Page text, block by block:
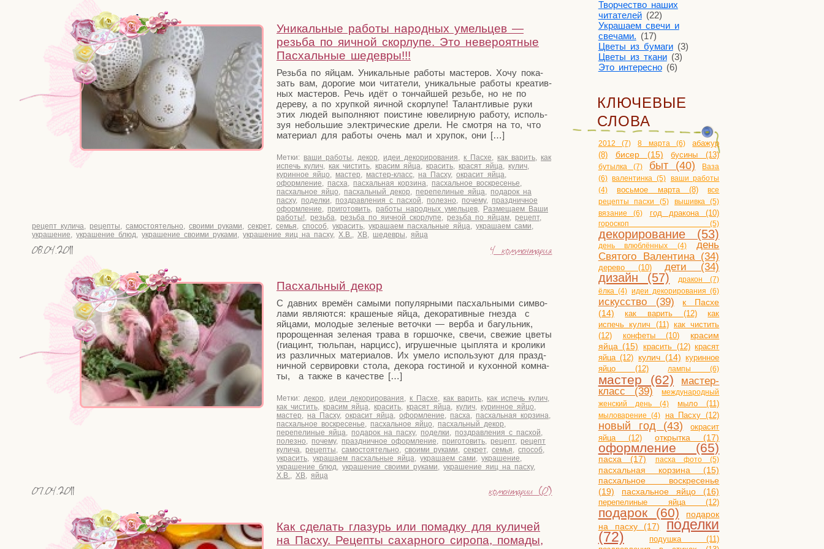
Уникальные работы народных умельцев —
резьба по яичной скорлупе. Это невероятные
Пасхальные шедевры!!!
Резь­ба по яйцам. Уни­каль­ные рабо­ты масте­ров. Хочу пока­
зать вам, доро­гие мои чита­те­ли, уни­каль­ные рабо­ты кре­а­тив­
ных масте­ров. Речь идёт о тон­чай­шей резь­бе, но не по
дере­ву, а по хруп­кой яич­ной скор­лу­пе! Талант­ли­вые руки
этих людей выпол­ня­ют поис­ти­не юве­лир­ную рабо­ту, исполь­
зуя неболь­шие элек­три­че­ские дре­ли. Не смот­ря на то, что
мате­ри­ал для рабо­ты очень мал и хру­пок, они […]
Метки: ваши работы, декор, идеи декорирования, к Пасхе, как варить, как
испечь кулич, как чистить, красим яйца, красить, красят яйца, кулич,
куринное яйцо, мастер, мастер-класс, на Пасху, окрасит яйца,
оформление, пасха, пасхальная корзина, пасхальное воскресенье,
пасхальное яйцо, пасхальный декор, перепелиные яйца, подарок на
пасху, поделки, поздравления с пасхой, полезно, почему, праздничное
оформление, приготовить, работы народных умельцев, Размещаем Ваши
работы!, резьба, резьба по яичной скорлупе, резьба по яйцам, рецепт,
рецепт кулича, рецепты, самостоятельно, своими руками, секрет, семья, способ, украсить, украшаем пасхальные яйца, украшаем сами,
украшение, украшение блюд, украшение своими руками, украшение яиц на пасху, Х.В., ХВ, шедевры, яйца
08.04.2011 4 комментария
Пасхальный декор
С дав­них вре­мён самы­ми попу­ляр­ны­ми пас­халь­ны­ми сим­во­
ла­ми явля­ют­ся: кра­ше­ные яйца, деко­ра­тив­ные гнез­да с
яйца­ми, моло­дые зеле­ные веточ­ки — вер­ба и багуль­ник,
про­ро­щен­ная зеле­ная тра­ва в гор­шоч­ке, све­чи, све­жие цве­ты
(гиа­цинт, тюль­пан, нар­цисс), игру­шеч­ные цып­ля­та и кро­ли­ки
из раз­лич­ных мате­ри­а­лов. Их уме­ло исполь­зу­ют для празд­
нич­ной сер­ви­ров­ки сто­ла, деко­ра гости­ной и кухон­ной ком­на­
ты, а так­же в качестве […]
Метки: декор, идеи декорирования, к Пасхе, как варить, как испечь кулич,
как чистить, красим яйца, красить, красят яйца, кулич, куринное яйцо,
мастер, на Пасху, окрасит яйца, оформление, пасха, пасхальная корзина,
пасхальное воскресенье, пасхальное яйцо, пасхальный декор,
перепелиные яйца, подарок на пасху, поделки, поздравления с пасхой,
полезно, почему, праздничное оформление, приготовить, рецепт, рецепт
кулича, рецепты, самостоятельно, своими руками, секрет, семья, способ,
украсить, украшаем пасхальные яйца, украшаем сами, украшение,
украшение блюд, украшение своими руками, украшение яиц на пасху,
Х.В., ХВ, яйца
07.04.2011 коментарии (0)
Как сделать глазурь или помадку для куличей
на Пасху. Рецепты сахарного сиропа, помады,
Творчество наших
читателей(22)
Украшаем свечи и
свечами. (17)
Цветы из бумаги(3)
Цветы из ткани(3)
Это интересно(6)
КЛЮЧЕВЫЕ
СЛОВА
2012 (7) 8 марта (6)
абажур
(8)
бисер (15) бусины (13)
бутылка (7) быт (40)
Ваза
(6) валентинка (5) ваши работы
(4)
восьмое марта (8)
все
рецепты пасхи (5)
вышивка (5)
вязание (6)
год дракона (10)
гороскоп (5)
декорирование (53)
день влюблённых (4)
день
Святого Валентина (34)
дерево (10) дети (34)
дизайн (57)
дракон (7)
ёлка (4) идеи декорирования (6)
искусство (39)
к Пасхе
(14)
как варить (12)
как
испечь кулич (11) как чистить
(12)
конфеты (10)
красим
яйца (15)
красить (12) красят
яйца (12) кулич (14) куринное
яйцо (12)
лампы (6)
мастер (62)
мастер-
класс (39)
международный
женский день (4)
мыло (11)
мыловарение (4) на Пасху (12)
новый год (43)
окрасит
яйца (12)
открытка (17)
оформление (65)
пасха (17) пасха фото (5)
пасхальная корзина (15)
пасхальное воскресенье
(19)
пасхальное яйцо (16)
перепелиные яйца (12)
подарок (60)
подарок
на пасху (17)
поделки
(72)
подушка (11)